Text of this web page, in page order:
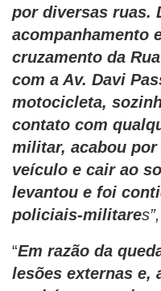
por diversas ruas.
acompanhamento
cruzamento da
com a Av. Davi
motocicleta,
contato com
militar, acabou
veículo e cair ao
levantou e foi
policiais-militares”,
“Em razão da
lesões externas e,